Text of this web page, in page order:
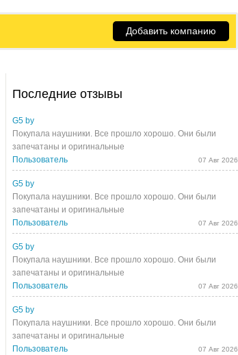
Добавить компанию
Последние отзывы
G5 by
Покупала наушники. Все прошло хорошо. Они были
запечатаны и оригинальные
Пользователь
07 Авг 2026
G5 by
Покупала наушники. Все прошло хорошо. Они были
запечатаны и оригинальные
Пользователь
07 Авг 2026
G5 by
Покупала наушники. Все прошло хорошо. Они были
запечатаны и оригинальные
Пользователь
07 Авг 2026
G5 by
Покупала наушники. Все прошло хорошо. Они были
запечатаны и оригинальные
Пользователь
07 Авг 2026